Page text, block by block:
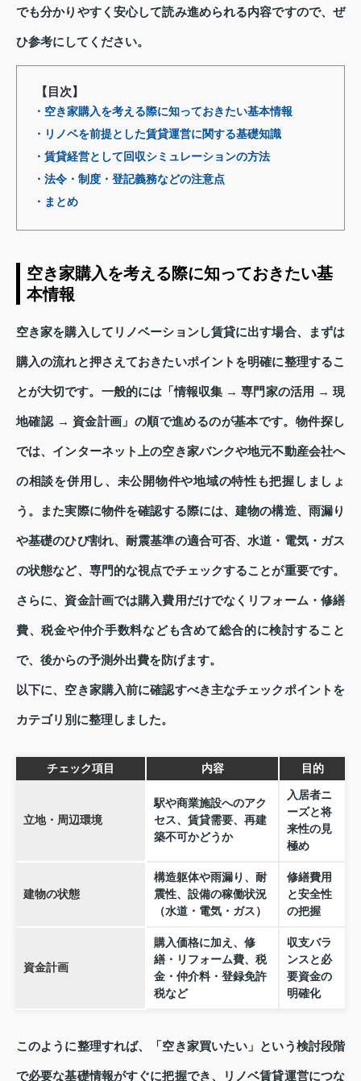
でも分かりやすく安心して読み進められる内容ですので、ぜ
ひ参考にしてください。
【目次】
・空き家購入を考える際に知っておきたい基本情報
・リノベを前提とした賃貸運営に関する基礎知識
・賃貸経営として回収シミュレーションの方法
・法令・制度・登記義務などの注意点
・まとめ
空き家購入を考える際に知っておきたい基
本情報
空き家を購入してリノベーションし賃貸に出す場合、まずは
購入の流れと押さえておきたいポイントを明確に整理するこ
とが大切です。一般的には「情報収集 → 専門家の活用 → 現
地確認 → 資金計画」の順で進めるのが基本です。物件探し
では、インターネット上の空き家バンクや地元不動産会社へ
の相談を併用し、未公開物件や地域の特性も把握しましょ
う。また実際に物件を確認する際には、建物の構造、雨漏り
や基礎のひび割れ、耐震基準の適合可否、水道・電気・ガス
の状態など、専門的な視点でチェックすることが重要です。
さらに、資金計画では購入費用だけでなくリフォーム・修繕
費、税金や仲介手数料なども含めて総合的に検討すること
で、後からの予測外出費を防げます。
以下に、空き家購入前に確認すべき主なチェックポイントを
カテゴリ別に整理しました。
チェック項目 内容 目的
立地・周辺環境
駅や商業施設へのアク
セス、賃貸需要、再建
築不可かどうか
入居者ニ
ーズと将
来性の見
極め
建物の状態
構造躯体や雨漏り、耐
震性、設備の稼働状況
（水道・電気・ガス）
修繕費用
と安全性
の把握
資金計画
購入価格に加え、修
繕・リフォーム費、税
金・仲介料・登録免許
税など
収支バラ
ンスと必
要資金の
明確化
このように整理すれば、「空き家買いたい」という検討段階
で必要な基礎情報がすぐに把握でき、リノベ賃貸運営につな